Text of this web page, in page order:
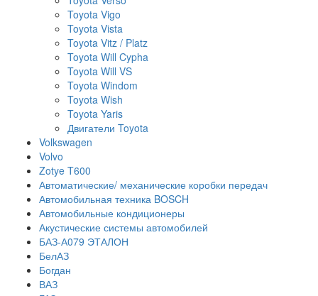
Toyota Vigo
Toyota Vista
Toyota Vitz / Platz
Toyota Will Cypha
Toyota Will VS
Toyota Windom
Toyota Wish
Toyota Yaris
Двигатели Toyota
Volkswagen
Volvo
Zotye T600
Автоматические/ механические коробки передач
Автомобильная техника BOSCH
Автомобильные кондиционеры
Акустические системы автомобилей
БАЗ-А079 ЭТАЛОН
БелАЗ
Богдан
ВАЗ